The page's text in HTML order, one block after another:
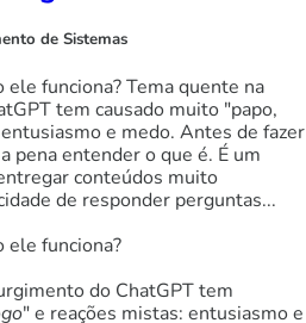
de Sistemas
ele funciona? Tema quente na
tem causado muito "papo,
e medo. Antes de fazer
pena entender o que é. É um
conteúdos muito
de responder perguntas...
ele funciona?
do ChatGPT tem
" e reações mistas: entusiasmo e